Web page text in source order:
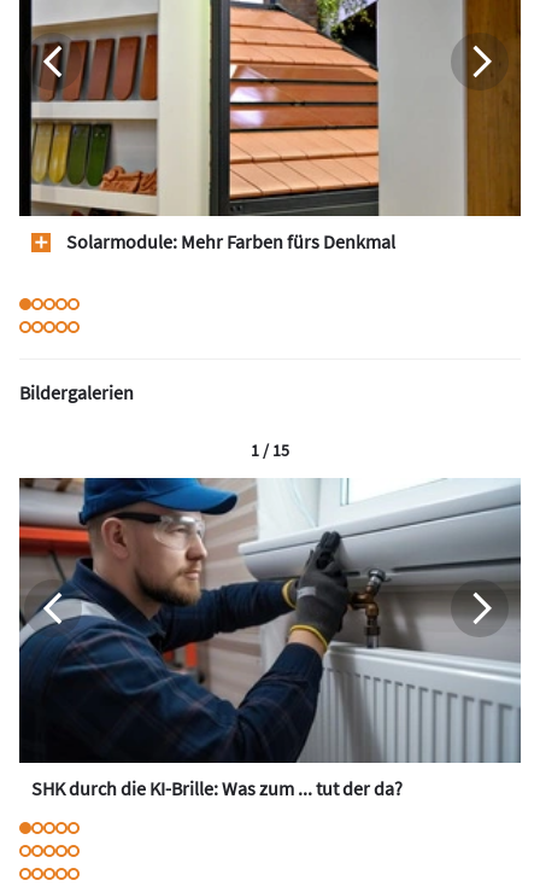
Solarmodule: Mehr Farben fürs Denkmal
Bildergalerien
SHK durch die KI-Brille: Was zum ... tut der da?
1 / 15